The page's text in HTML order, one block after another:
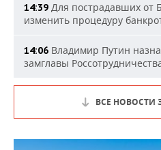
14:39 Для пострадавших от
изменить процедуру
14:06 Владимир Путин
замглавы
ВСЕ НОВОСТИ